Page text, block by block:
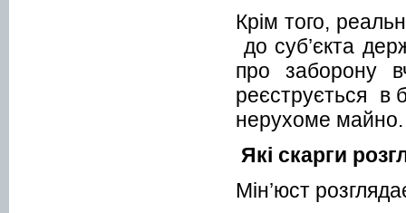
Крім того,
до суб’єкта
про заборону
реєструється в
нерухоме майно.
Які скарги
Мін’юст